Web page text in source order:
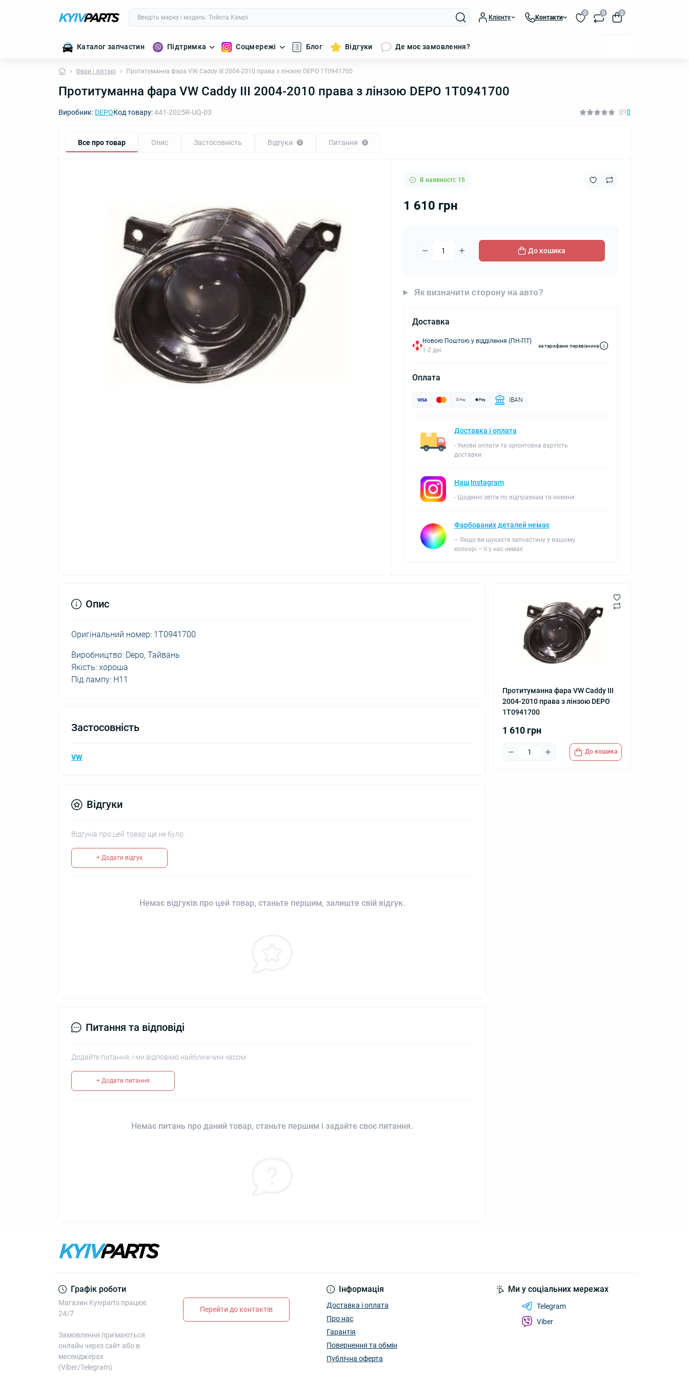
Клієнту Контакти
0 0 0
Каталог запчастин Підтримка Соцмережі Блог Відгуки Де моє замовлення?
Фари і ліхтарі Протитуманна фара VW Caddy III 2004-2010 права з лінзою DEPO 1T0941700
Протитуманна фара VW Caddy III 2004-2010 права з лінзою DEPO 1T0941700
Виробник: DEPOКод товару:441-2025R-UQ-03 0
Все про товар Опис Застосовність Відгуки 0 Питання 0
В наявності: 15
1 610 грн
До кошика
Як визначити сторону на авто?
Доставка
Новою Поштою у відділення (ПН-ПТ)
1-2 дні
за тарифами перевізника
Оплата
IBAN
Доставка і оплата
- Умови оплати та орієнтовна вартість
доставки
Наш Instagram
- Щоденні звіти по відправкам та новини
Фарбованих деталей немає
– Якщо ви шукаєте запчастину у вашому
кольорі – її у нас немає
Протитуманна фара VW Caddy III
2004-2010 права з лінзою DEPO
1T0941700
1 610 грн
До кошика
Опис
Оригінальний номер: 1T0941700
Виробництво: Depo, Тайвань
Якість: хороша
Під лампу: H11
Застосовність
VW
Відгуки
Відгуків про цей товар ще не було.
+ Додати відгук
Немає відгуків про цей товар, станьте першим, залиште свій відгук.
Питання та відповіді
Додайте питання, і ми відповімо найближчим часом.
+ Додати питання
Немає питань про даний товар, станьте першим і задайте своє питання.
Графік роботи
Магазин Kyivparts працює
24/7
Замовлення при'маються
онлайн через сайт або в
месенджерах
(Viber/Telegram)
Перейти до контактів
Інформація
Доставка і оплата
Про нас
Гарантія
Повернення та обмін
Публічна оферта
Ми у соціальних мережах
Telegram
Viber